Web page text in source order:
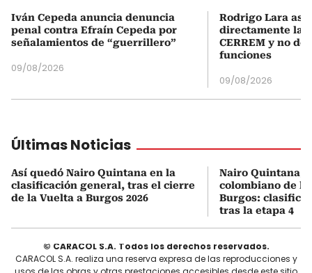
Iván Cepeda anuncia denuncia
penal contra Efraín Cepeda por
señalamientos de “guerrillero”
09/08/2026
Rodrigo Lara
directamente la
CERREM y no
funciones
09/08/2026
Últimas Noticias
Así quedó Nairo Quintana en la
clasificación general, tras el cierre
de la Vuelta a Burgos 2026
Nairo Quintana,
colombiano de la
Burgos:
tras la etapa 4
© CARACOL S.A. Todos los derechos reservados.
CARACOL S.A. realiza una reserva expresa de las reproducciones y